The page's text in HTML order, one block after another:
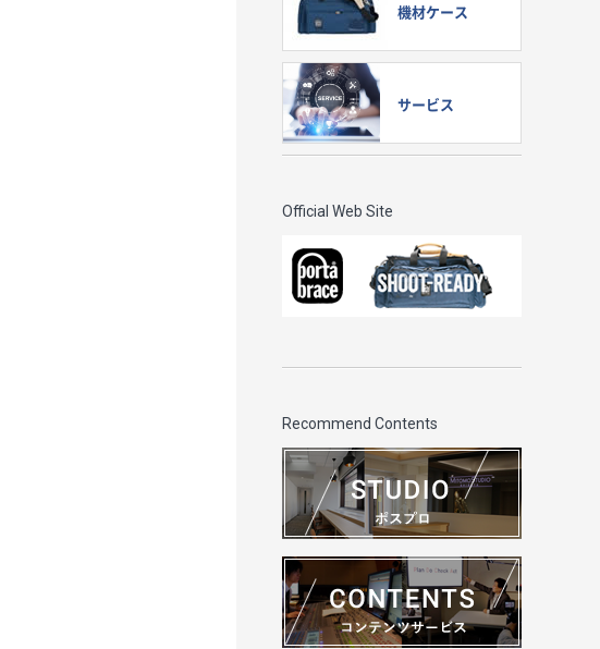
機材ケース
サービス
Official Web Site
Recommend Contents